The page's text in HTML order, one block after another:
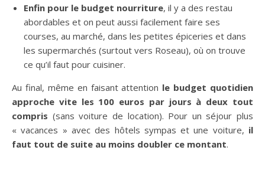
Enfin pour le budget nourriture, il y a des restau
abordables et on peut aussi facilement faire ses
courses, au marché, dans les petites épiceries et dans
les supermarchés (surtout vers Roseau), où on trouve
ce qu’il faut pour cuisiner.
Au final, même en faisant attention le budget quotidien
approche vite les 100 euros par jours à deux tout
compris (sans voiture de location). Pour un séjour plus
« vacances » avec des hôtels sympas et une voiture, il
faut tout de suite au moins doubler ce montant.